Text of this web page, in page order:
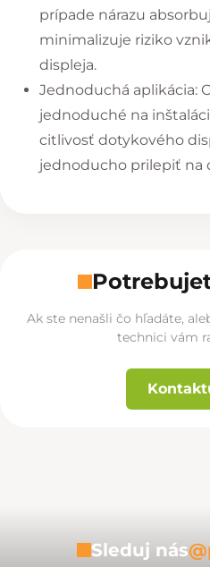
prípade nárazu
minimalizuje riziko
displeja.
Jednoduchá aplikácia:
jednoduché na
citlivosť dotykového
jednoducho prilepiť na
Ak ste nenašli čo hľadáte,
technici vám
Sleduj nás